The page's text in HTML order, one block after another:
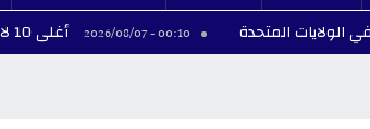
المتحدة 00:10 - 2026/08/07 أغلى 10 لاعبين أفارقة عبر التاريخ